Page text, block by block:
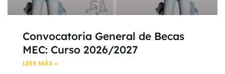
Convocatoria General de Becas
MEC: Curso 2026/2027
LEER MÁS »